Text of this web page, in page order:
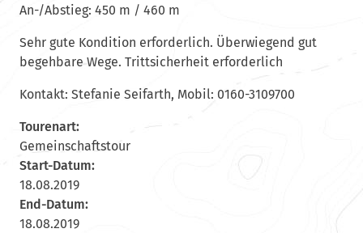
An-/Abstieg: 450 m / 460 m
Sehr gute Kondition erforderlich. Überwiegend gut
begehbare Wege. Trittsicherheit erforderlich
Kontakt: Stefanie Seifarth, Mobil: 0160-3109700
Tourenart:
Gemeinschaftstour
Start-Datum:
18.08.2019
End-Datum:
18.08.2019